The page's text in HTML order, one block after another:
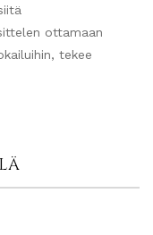
ottamaan
tekee